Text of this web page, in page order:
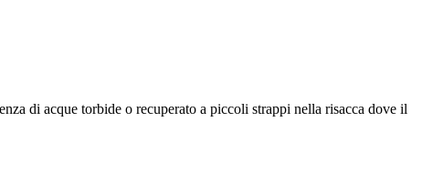
di acque torbide o recuperato a piccoli strappi nella risacca dove il